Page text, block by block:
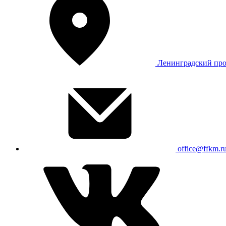
Ленинградский
office@ffkm.ru